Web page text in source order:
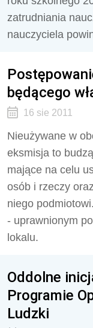
zatrudniania
nauczyciela
będącego
16 sie 2011
Nieużywane w
eksmisja to
mające na celu
osób i rzeczy
niego
- uprawnionym
lokalu.
Oddolne
Programie
Ludzki